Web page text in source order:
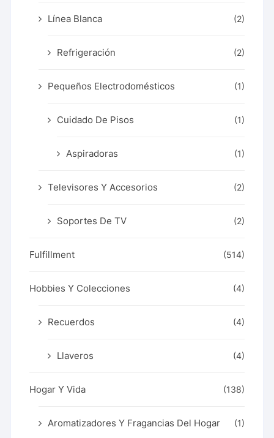
Línea Blanca (2)
Refrigeración (2)
Pequeños Electrodomésticos (1)
Cuidado De Pisos (1)
Aspiradoras (1)
Televisores Y Accesorios (2)
Soportes De TV (2)
Fulfillment (514)
Hobbies Y Colecciones (4)
Recuerdos (4)
Llaveros (4)
Hogar Y Vida (138)
Aromatizadores Y Fragancias Del Hogar (1)